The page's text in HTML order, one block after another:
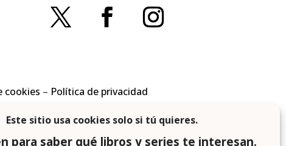
cookies – Política de privacidad
los requisitos aplicables